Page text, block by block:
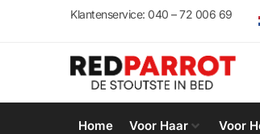
Klantenservice: 040 – 72 006 69
Home Voor Haar Voor